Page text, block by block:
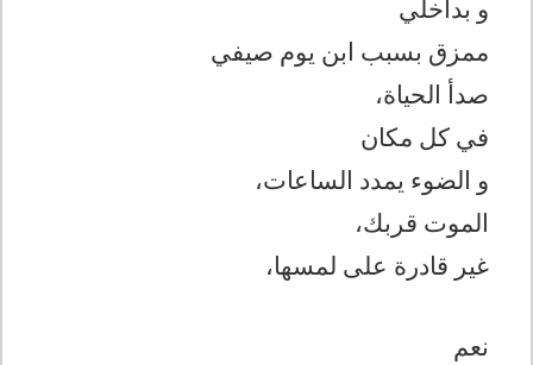
و بداخلي
ممزق بسبب ابن يوم صيفي
صدأ الحياة،
في كل مكان
و الضوء يمدد الساعات،
الموت قربك،
غير قادرة على لمسها،
نعم